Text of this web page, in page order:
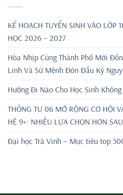
KẾ HOẠCH TUYỂN SINH VÀO LỚP
HỌC 2026 – 2027
Hòa Nhịp Cùng Thành Phố Mới
Linh Và Sứ Mệnh Đón Đầu Kỷ
Hướng Đi Nào Cho Học Sinh
THÔNG TƯ 06 MỞ RỘNG CƠ HỘI
HỆ 9+: NHIỀU LỰA CHỌN HƠN
Đại học Trà Vinh – Mục tiêu top